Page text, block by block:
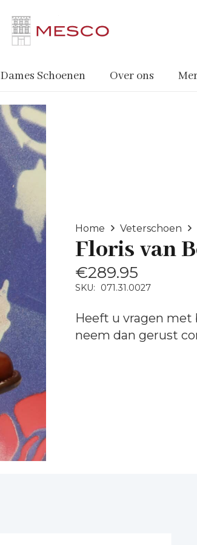
Dames Schoenen Over ons
Home Veterschoen
Floris van
€289.95
SKU: 071.31.0027
Heeft u vragen
neem dan gerust